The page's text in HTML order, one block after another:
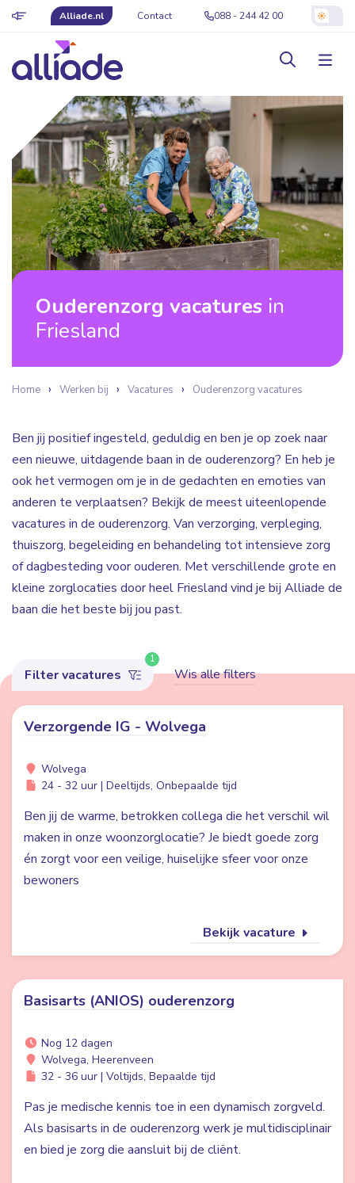
Alliade.nl Contact 088 - 244 42 00
Ouderenzorg vacatures in
Friesland
Home Werken bij Vacatures Ouderenzorg vacatures
Ben jij positief ingesteld, geduldig en ben je op zoek naar
een nieuwe, uitdagende baan in de ouderenzorg? En heb je
ook het vermogen om je in de gedachten en emoties van
anderen te verplaatsen? Bekijk de meest uiteenlopende
vacatures in de ouderenzorg. Van verzorging, verpleging,
thuiszorg, begeleiding en behandeling tot intensieve zorg
of dagbesteding voor ouderen. Met verschillende grote en
kleine zorglocaties door heel Friesland vind je bij Alliade de
baan die het beste bij jou past.
Filter vacatures
1
Wis alle filters
Verzorgende IG - Wolvega
Wolvega
24 - 32 uur | Deeltijds, Onbepaalde tijd
Ben jij de warme, betrokken collega die het verschil wil
maken in onze woonzorglocatie? Je biedt goede zorg
én zorgt voor een veilige, huiselijke sfeer voor onze
bewoners
Bekijk vacature
Basisarts (ANIOS) ouderenzorg
Nog 12 dagen
Wolvega, Heerenveen
32 - 36 uur | Voltijds, Bepaalde tijd
Pas je medische kennis toe in een dynamisch zorgveld.
Als basisarts in de ouderenzorg werk je multidisciplinair
en bied je zorg die aansluit bij de cliënt.